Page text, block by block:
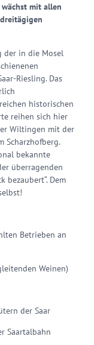
mit allen
der in die Mosel
Riesling. Das
historischen
reihen sich hier
Wiltingen mit der
Scharzhofberg.
bekannte
überragenden
bezaubert“. Dem
Betrieben an
Weinen)
der Saar
Saartalbahn